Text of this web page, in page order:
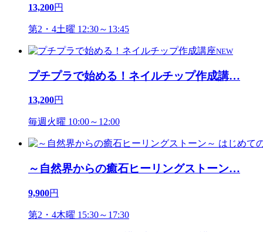
13,200円
第2・4土曜 12:30～13:45
NEW
プチプラで始める！ネイルチップ作成講…
13,200円
毎週火曜 10:00～12:00
～自然界からの癒石ヒーリングストーン…
9,900円
第2・4木曜 15:30～17:30